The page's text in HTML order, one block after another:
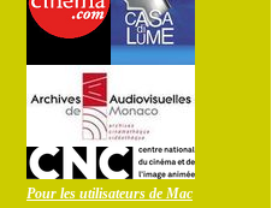
Pour les utilisateurs de Mac